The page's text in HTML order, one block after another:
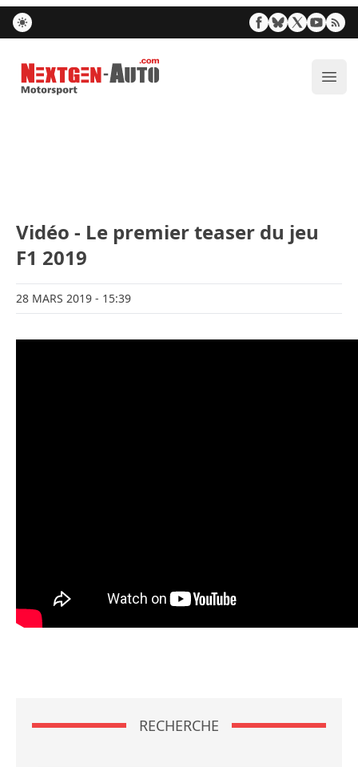
Nextgen-Auto.com
Vidéo - Le premier teaser du jeu
F1 2019
28 MARS 2019 - 15:39
RECHERCHE